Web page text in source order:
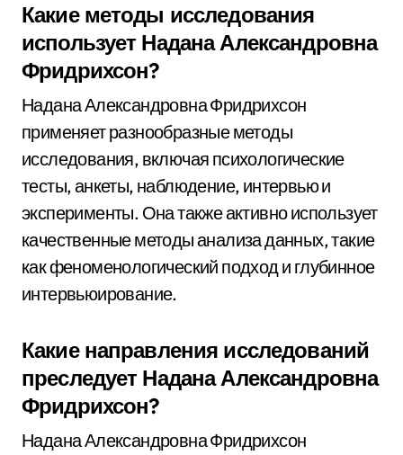
Какие методы исследования
использует Надана Александровна
Фридрихсон?
Надана Александровна Фридрихсон
применяет разнообразные методы
исследования, включая психологические
тесты, анкеты, наблюдение, интервью и
эксперименты. Она также активно использует
качественные методы анализа данных, такие
как феноменологический подход и глубинное
интервьюирование.
Какие направления исследований
преследует Надана Александровна
Фридрихсон?
Надана Александровна Фридрихсон